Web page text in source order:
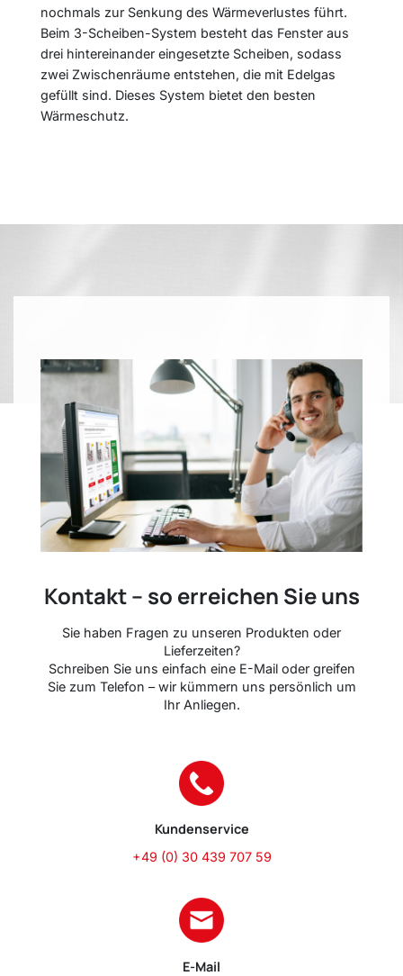
nochmals zur Senkung des Wärmeverlustes führt.
Beim 3-Scheiben-System besteht das Fenster aus
drei hintereinander eingesetzte Scheiben, sodass
zwei Zwischenräume entstehen, die mit Edelgas
gefüllt sind. Dieses System bietet den besten
Wärmeschutz.
Kontakt – so erreichen Sie uns
Sie haben Fragen zu unseren Produkten oder
Lieferzeiten?
Schreiben Sie uns einfach eine E-Mail oder greifen
Sie zum Telefon – wir kümmern uns persönlich um
Ihr Anliegen.
Kundenservice
+49 (0) 30 439 707 59
E-Mail